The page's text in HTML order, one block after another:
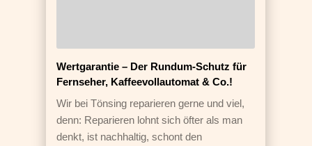
Wertgarantie – Der Rundum-Schutz für
Fernseher, Kaffeevollautomat & Co.!
Wir bei Tönsing reparieren gerne und viel,
denn: Reparieren lohnt sich öfter als man
denkt, ist nachhaltig, schont den